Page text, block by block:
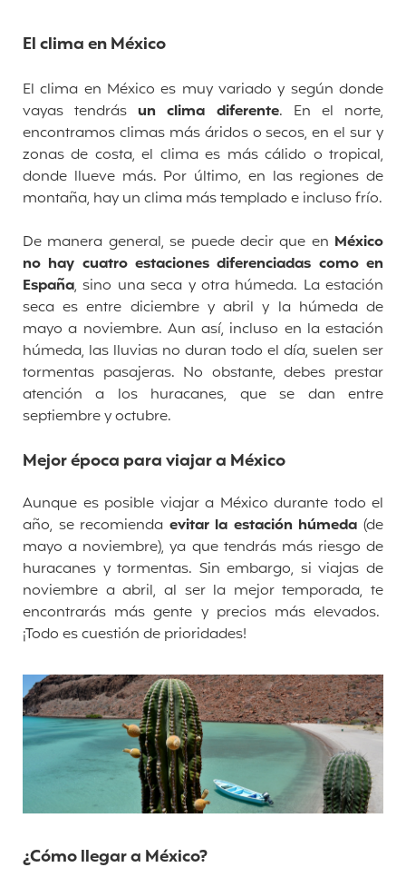
El clima en México
El clima en México es muy variado y según donde
vayas tendrásun clima diferente. En el norte,
encontramos climas más áridos o secos, en el sur y
zonas de costa, el clima es más cálido o tropical,
donde llueve más. Por último, en las regiones de
montaña, hay un clima más templado e incluso frío.
De manera general, se puede decir que en México
no hay cuatro estaciones diferenciadas como en
España, sino una seca y otra húmeda. La estación
seca es entre diciembre y abril y la húmeda de
mayo a noviembre. Aun así, incluso en la estación
húmeda, las lluvias no duran todo el día, suelen ser
tormentas pasajeras. No obstante, debes prestar
atención a los huracanes, que se dan entre
septiembre y octubre.
Mejor época para viajar a México
Aunque es posible viajar a México durante todo el
año, se recomienda evitar la estación húmeda (de
mayo a noviembre), ya que tendrás más riesgo de
huracanes y tormentas. Sin embargo, si viajas de
noviembre a abril, al ser la mejor temporada, te
encontrarás más gente y precios más elevados.
¡Todo es cuestión de prioridades!
¿Cómo llegar a México?